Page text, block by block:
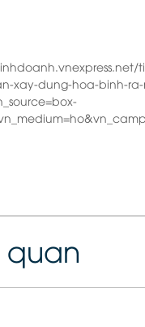
xay-dung-hoa-binh-
quan